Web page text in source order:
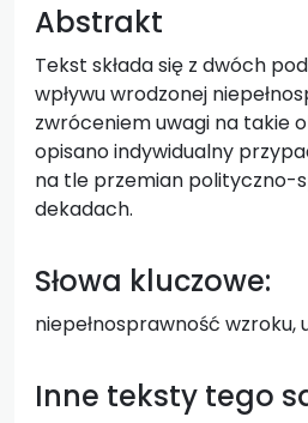
Abstrakt
Tekst składa się z dwóch
wpływu wrodzonej
zwróceniem uwagi na takie
opisano indywidualny
na tle przemian polityczno-
dekadach.
Słowa kluczowe:
niepełnosprawność
Inne teksty tego